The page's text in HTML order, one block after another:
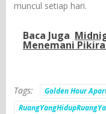
muncul setiap hari.
Baca Juga
Menemani
Tags: Golden Hour